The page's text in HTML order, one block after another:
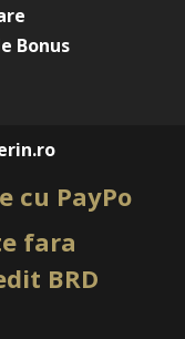
ales când este
unghiilor
și luciu
Bonus